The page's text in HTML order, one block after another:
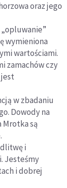
oraz jego
wymieniona
wartościami.
zamachów czy
w zbadaniu
Dowody na
Mrotka są
i
Jesteśmy
i dobrej